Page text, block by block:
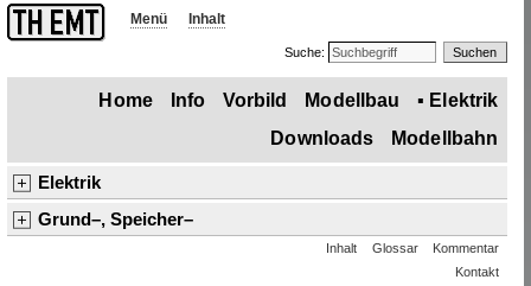
Menü Inhalt
Suche:
Home Info Vorbild Modellbau ▪ Elektrik
Downloads
Modellbahn
Elektrik
Grund–, Speicher–, Zeitschaltungen
Grund–, Speicher–
und Zeitschaltungen
Speicherschaltungen (Flipflops)
Inhalt Glossar
Kommentar
Kontakt